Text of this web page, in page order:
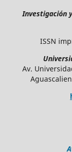
Investigación
ISSN
Av.